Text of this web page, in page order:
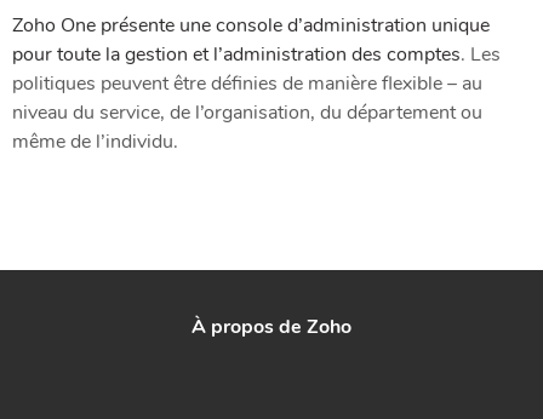
Zoho One présente une console d’administration unique
pour toute la gestion et l’administration des comptes. Les
politiques peuvent être définies de manière flexible – au
niveau du service, de l’organisation, du département ou
même de l’individu.
À propos de Zoho